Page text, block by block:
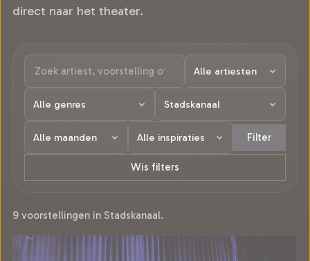
direct naar het theater.
Filter
Wis filters
9 voorstellingen in Stadskanaal.